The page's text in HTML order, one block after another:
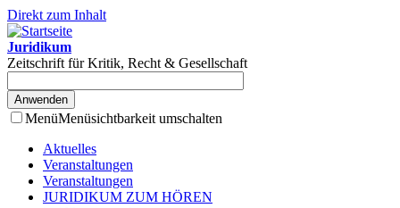
Direkt zum Inhalt
Juridikum
Zeitschrift für Kritik, Recht & Gesellschaft
MenüMenüsichtbarkeit umschalten
Aktuelles
Veranstaltungen
Veranstaltungen
JURIDIKUM ZUM HÖREN